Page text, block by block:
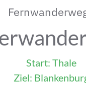
Start: Thale
Ziel: